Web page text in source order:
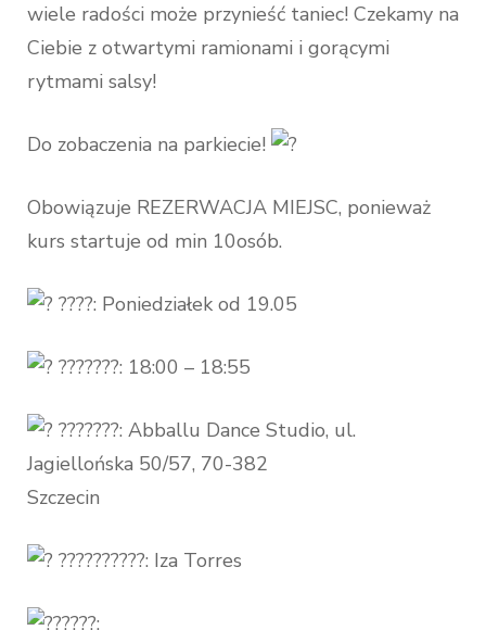
wiele radości może przynieść taniec! Czekamy na
Ciebie z otwartymi ramionami i gorącymi
rytmami salsy!
Do zobaczenia na parkiecie!
Obowiązuje REZERWACJA MIEJSC, ponieważ
kurs startuje od min 10osób.
????: Poniedziałek od 19.05
???????: 18:00 – 18:55
???????: Abballu Dance Studio, ul.
Jagiellońska 50/57, 70-382
Szczecin
??????????: Iza Torres
?????: